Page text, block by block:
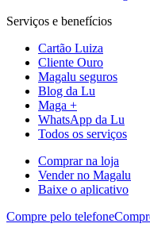
Serviços e benefícios
Cartão Luiza
Cliente Ouro
Magalu seguros
Blog da Lu
Maga +
WhatsApp da Lu
Todos os serviços
Comprar na loja
Vender no Magalu
Baixe o aplicativo
Compre pelo telefone